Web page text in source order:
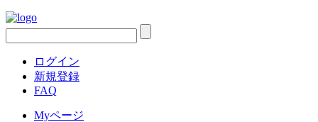
ログイン
新規登録
FAQ
Myページ